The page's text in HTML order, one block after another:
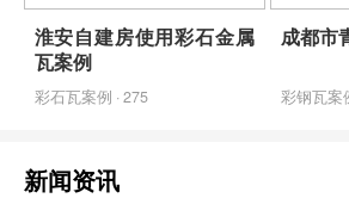
淮安自建房使用彩石金属
瓦案例
彩石瓦案例 · 275
成都市
彩钢瓦案
新闻资讯